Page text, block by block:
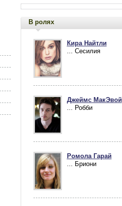
В ролях
Кира Найтли
... Сесилия
Джеймс МакЭвой
... Робби
Ромола Гарай
... Бриони